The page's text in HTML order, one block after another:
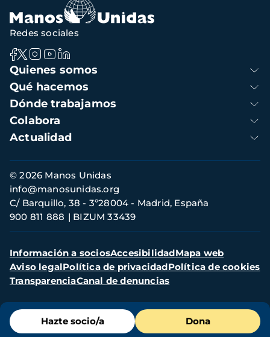
Menú
de
Hazte socio/a Dona
Navegación
principal
Quienes somos
Qué hacemos
Dónde trabajamos
Colabora
Actualidad
Redes sociales
Información
de
contacto
© 2026 Manos Unidas
C/ Barquillo, 38 - 3º28004 - Madrid, España
900 811 888
BIZUM 33439
info@manosunidas.org
Menú
secundario
Información a sociosAccesibilidadMapa web
Aviso legalPolítica de privacidadPolítica de cookies
TransparenciaCanal de denuncias